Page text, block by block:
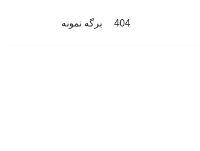
404 برگه نمونه